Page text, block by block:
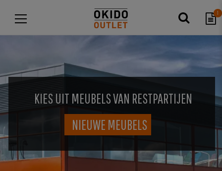
1
KIES UIT MEUBELS VAN RESTPARTIJEN
NIEUWE MEUBELS